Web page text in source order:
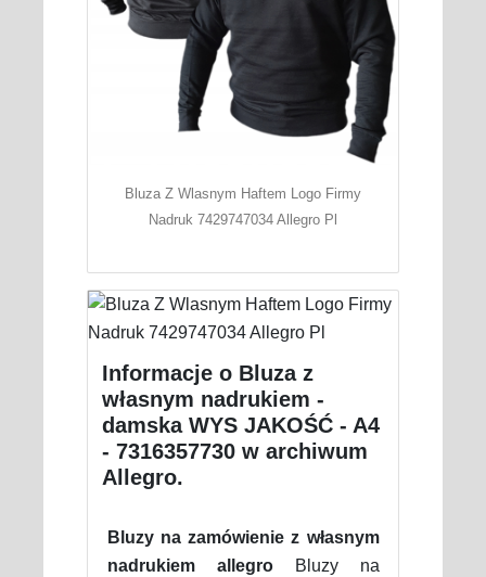
Bluza Z Wlasnym Haftem Logo Firmy
Nadruk 7429747034 Allegro Pl
Informacje o Bluza z
własnym nadrukiem -
damska WYS JAKOŚĆ - A4
- 7316357730 w archiwum
Allegro.
Bluzy na zamówienie z własnym
nadrukiem allegroBluzy na